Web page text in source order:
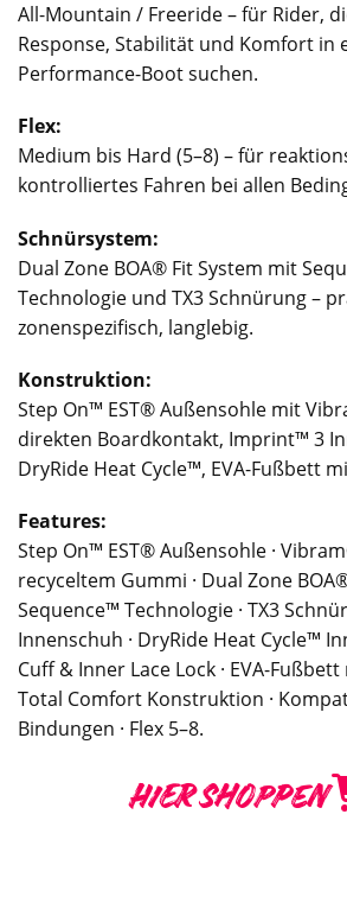
All-Mountain / Freeride – für Rider,
Response, Stabilität und Komfort in
Performance-Boot suchen.
Flex:
Medium bis Hard (5–8) – für
kontrolliertes Fahren bei allen
Schnürsystem:
Dual Zone BOA® Fit System mit
Technologie und TX3 Schnürung –
zonenspezifisch, langlebig.
Konstruktion:
Step On™ EST® Außensohle mit
direkten Boardkontakt, Imprint™ 3
DryRide Heat Cycle™, EVA-Fußbett
Features:
Step On™ EST® Außensohle ·
recyceltem Gummi · Dual Zone
Sequence™ Technologie · TX3
Innenschuh · DryRide Heat Cycle™
Cuff & Inner Lace Lock · EVA-Fußbett
Total Comfort Konstruktion ·
Bindungen · Flex 5–8.
HIER SHOPPEN